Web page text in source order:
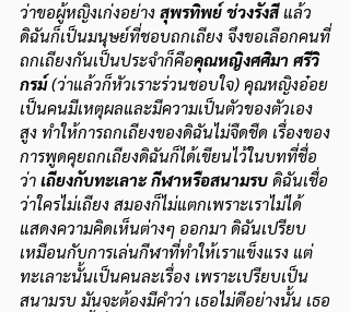
ว่าขอผู้หญิงเก่งอย่าง สุพรทิพย์ ช่วงรังสี แล้ว
ดิฉันก็เป็นมนุษย์ที่ชอบถกเถียง จึงขอเลือกคนที่
ถกเถียงกันเป็นประจำก็คือคุณหญิงศศิมา ศรีวิ
กรม์ (ว่าแล้วก็หัวเราะร่วนชอบใจ) คุณหญิงอ๋อย
เป็นคนมีเหตุผลและมีความเป็นตัวของตัวเอง
สูง ทำให้การถกเถียงของดิฉันไม่จืดชืด เรื่องของ
การพูดคุยถกเถียงดิฉันก็ได้เขียนไว้ในบทที่ชื่อ
ว่า เถียงกับทะเลาะ กีฬาหรือสนามรบ ดิฉันเชื่อ
ว่าใครไม่เถียง สมองก็ไม่แตกเพราะเราไม่ได้
แสดงความคิดเห็นต่างๆ ออกมา ดิฉันเปรียบ
เหมือนกับการเล่นกีฬาที่ทำให้เราแข็งแรง แต่
ทะเลาะนั้นเป็นคนละเรื่อง เพราะเปรียบเป็น
สนามรบ มันจะต้องมีคำว่า เธอไม่ดีอย่างนั้น เธอ